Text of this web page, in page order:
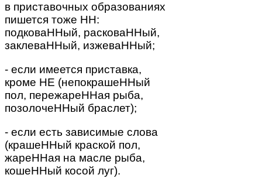
в приставочных образованиях
пишется тоже НН:
подковаННый, расковаННый,
заклеваННый, изжеваННый;
- если имеется приставка,
кроме НЕ (непокрашеННый
пол, пережареННая рыба,
позолочеННый браслет);
- если есть зависимые слова
(крашеННый краской пол,
жареННая на масле рыба,
кошеННый косой луг).